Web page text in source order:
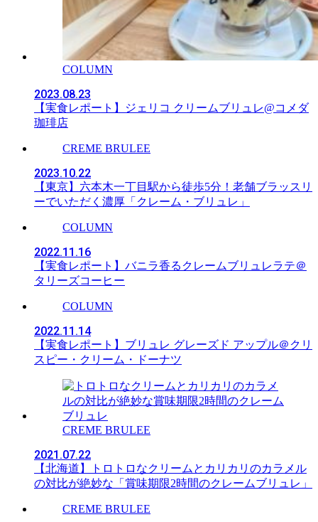
COLUMN
2023.08.23
【実食レポート】ジェリコ クリームブリュレ@コメダ
珈琲店
CREME BRULEE
2023.10.22
【東京】六本木一丁目駅から徒歩5分！老舗ブラッスリ
ーでいただく濃厚「クレーム・ブリュレ」
COLUMN
2022.11.16
【実食レポート】バニラ香るクレームブリュレラテ＠
タリーズコーヒー
COLUMN
2022.11.14
【実食レポート】ブリュレ グレーズド アップル＠クリ
スピー・クリーム・ドーナツ
CREME BRULEE
2021.07.22
【北海道】トロトロなクリームとカリカリのカラメル
の対比が絶妙な「賞味期限2時間のクレームブリュレ」
CREME BRULEE